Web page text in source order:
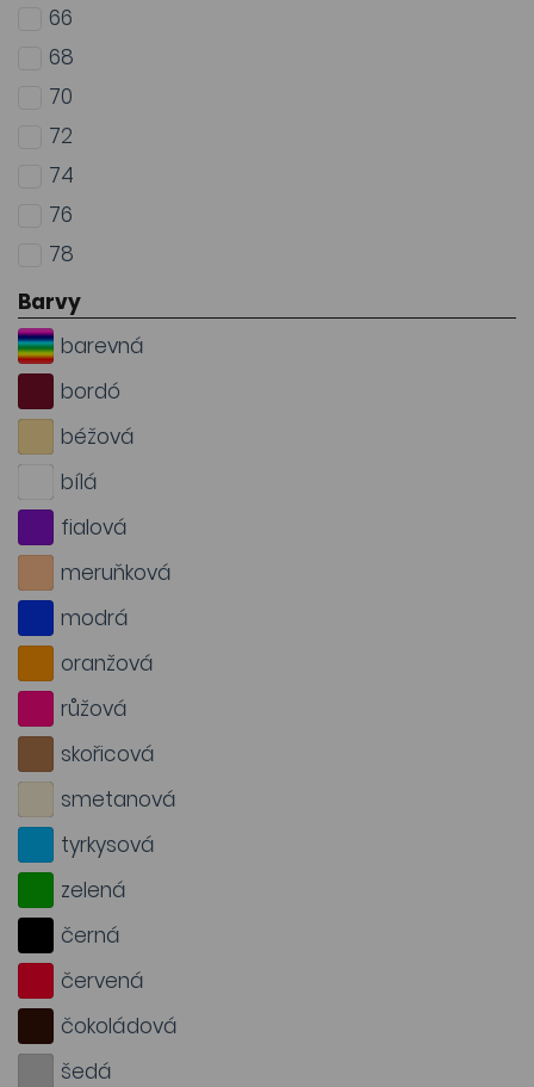
66
68
70
72
74
76
78
Barvy
barevná
bordó
béžová
bílá
fialová
meruňková
modrá
oranžová
růžová
skořicová
smetanová
tyrkysová
zelená
černá
červená
čokoládová
šedá